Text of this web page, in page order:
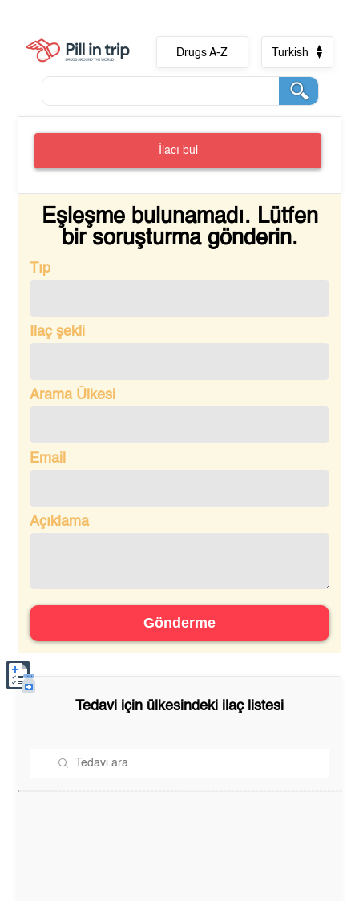
Drugs A-Z Turkish
İlacı bul
Eşleşme bulunamadı. Lütfen
bir soruşturma gönderin.
Tıp
Ilaç şekli
Arama Ülkesi
Email
Açıklama
Gönderme
Tedavi için ülkesindeki ilaç listesi